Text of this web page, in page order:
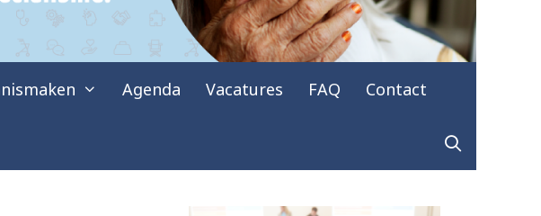
Agenda Vacatures FAQ Contact